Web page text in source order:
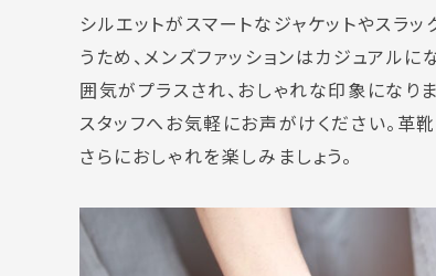
シルエットがスマートなジャケットやスラ
うため、メンズファッションはカジュアル
囲気がプラスされ、おしゃれな印象になり
スタッフへお気軽にお声がけください。革
さらにおしゃれを楽しみましょう。